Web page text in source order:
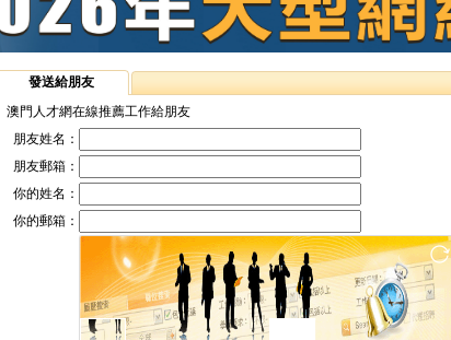
發送給朋友
澳門人才網在線推薦工作給朋友
朋友姓名：
朋友郵箱：
你的姓名：
你的郵箱：